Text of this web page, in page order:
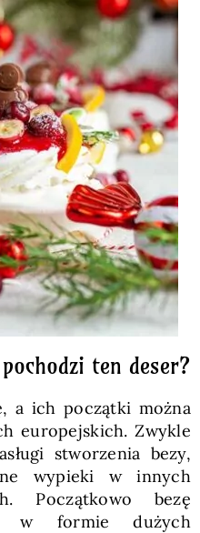
ten deser?
a ich początki można
europejskich. Zwykle
stworzenia bezy,
wypieki w innych
Początkowo bezę
w formie dużych